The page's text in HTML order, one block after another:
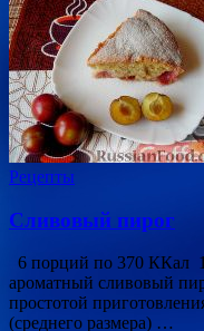
Рецепты
Сливовый пирог
6 порций по 370
ароматный сливовый
простотой
(среднего размера) …